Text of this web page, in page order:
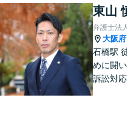
東山
弁護士法
大阪府
石橋駅
めに闘
訴訟対